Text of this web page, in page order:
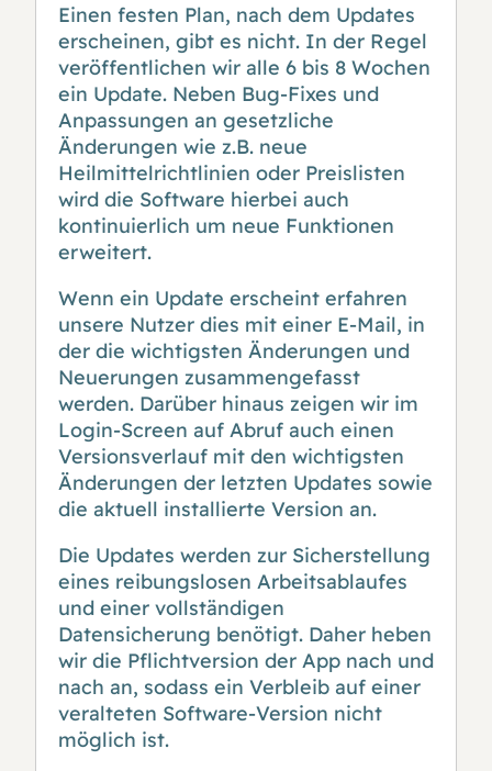
Einen festen Plan, nach dem Updates
erscheinen, gibt es nicht. In der Regel
veröffentlichen wir alle 6 bis 8 Wochen
ein Update. Neben Bug-Fixes und
Anpassungen an gesetzliche
Änderungen wie z.B. neue
Heilmittelrichtlinien oder Preislisten
wird die Software hierbei auch
kontinuierlich um neue Funktionen
erweitert.
Wenn ein Update erscheint erfahren
unsere Nutzer dies mit einer E-Mail, in
der die wichtigsten Änderungen und
Neuerungen zusammengefasst
werden. Darüber hinaus zeigen wir im
Login-Screen auf Abruf auch einen
Versionsverlauf mit den wichtigsten
Änderungen der letzten Updates sowie
die aktuell installierte Version an.
Die Updates werden zur Sicherstellung
eines reibungslosen Arbeitsablaufes
und einer vollständigen
Datensicherung benötigt. Daher heben
wir die Pflichtversion der App nach und
nach an, sodass ein Verbleib auf einer
veralteten Software-Version nicht
möglich ist.